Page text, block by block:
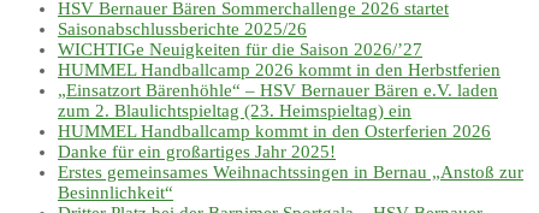
HSV Bernauer Bären Sommerchallenge 2026 startet
Saisonabschlussberichte 2025/26
WICHTIGe Neuigkeiten für die Saison 2026/’27
HUMMEL Handballcamp 2026 kommt in den Herbstferien
„Einsatzort Bärenhöhle“ – HSV Bernauer Bären e.V. laden
zum 2. Blaulichtspieltag (23. Heimspieltag) ein
HUMMEL Handballcamp kommt in den Osterferien 2026
Danke für ein großartiges Jahr 2025!
Erstes gemeinsames Weihnachtssingen in Bernau „Anstoß zur
Besinnlichkeit“